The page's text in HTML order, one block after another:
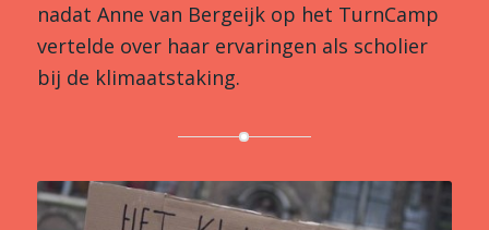
nadat Anne van Bergeijk op het TurnCamp
vertelde over haar ervaringen als scholier
bij de klimaatstaking.